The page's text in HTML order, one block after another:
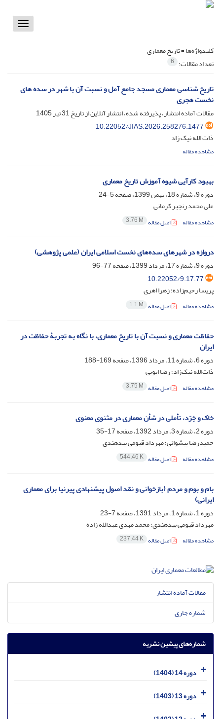
Toggle
کلیدواژه‌ها =تاریخ معماری
تعداد مقالات: 6
تاریخ شناسی معماری مسجد جامع آمل و نسبت آن با شهر در سده های
نخست هجری
مقالات آماده انتشار، پذیرفته شده، انتشار آنلاین از تاریخ31 تیر 1405
10.22052/JIAS.2026.258276.1477
ذات الله نیک زاد
مشاهده مقاله
بهبود کارآیی شیوه آموزش تاریخ معماری
دوره 9، شماره 18، بهمن 1399، صفحه
5-24
علی محمد رنجبر کرمانی
مشاهده مقاله اصل مقاله 3.76 M
دروازه در شهرهای سده‌های نخست اسلامی ایران (علمی پژوهشی)
دوره 9، شماره 17، مرداد 1399، صفحه
77-96
10.22052/9.17.77
پریسا رحیم‌زاده؛ زهرا اهری
مشاهده مقاله اصل مقاله 1.1 M
حفاظت معماری و نسبت آن با تاریخ معماری، با نگاه به تجربۀ حفاظت در
ایران
دوره 6، شماره 11، مرداد 1396، صفحه
169-188
ذات‌الله نیک‌زاد؛ رضا ابویی
مشاهده مقاله اصل مقاله 3.75 M
خاک و خِرَد، تأملی در شأن معماری در مثنوی معنوی
دوره 2، شماره 3، مرداد 1392، صفحه
17-35
حمیدرضا پیشوائی؛ مهرداد قیومی بیدهندی
مشاهده مقاله اصل مقاله 544.46 K
بام و بوم و مردم (بازخوانی و نقد اصول پیشنهادی پیرنیا برای معماری
ایرانی)
دوره 1، شماره 1، مرداد 1391، صفحه
7-23
مهرداد قیومی بیدهندی؛ محمد مهدی عبدالله زاده
مشاهده مقاله اصل مقاله 237.44 K
مقالات آماده انتشار
شماره جاری
شماره‌های پیشین نشریه
دوره 14 (1404)
دوره 13 (1403)